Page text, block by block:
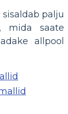
palju
mida saate
allpool